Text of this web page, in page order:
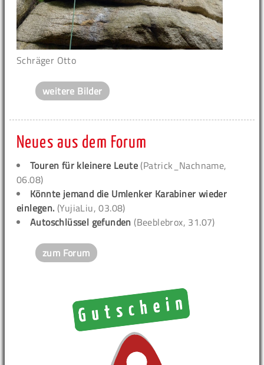
Schräger Otto
weitere Bilder
Neues aus dem Forum
Touren für kleinere Leute (Patrick_Nachname,
06.08)
Könnte jemand die Umlenker Karabiner wieder
einlegen. (YujiaLiu, 03.08)
Autoschlüssel gefunden (Beeblebrox, 31.07)
zum Forum